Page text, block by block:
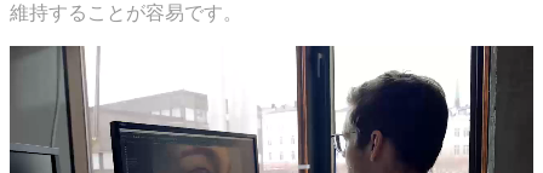
維持することが容易です。